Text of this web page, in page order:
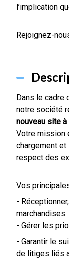
l’implication
Rejoignez-
Dans le cadre
notre société
nouveau site à
Votre mission
chargement et
respect des
Vos
-
marchandises.
- Gérer les
- Garantir le
de litiges liés